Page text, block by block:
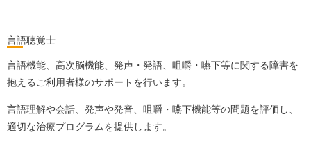
言語聴覚士
言語機能、高次脳機能、発声・発語、咀嚼・嚥下等に関する障害を
抱えるご利用者様のサポートを行います。
言語理解や会話、発声や発音、咀嚼・嚥下機能等の問題を評価し、
適切な治療プログラムを提供します。